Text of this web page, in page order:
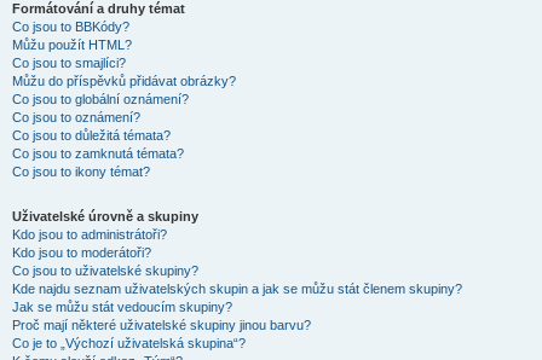
Formátování a druhy témat
Co jsou to BBKódy?
Můžu použít HTML?
Co jsou to smajlíci?
Můžu do příspěvků přidávat obrázky?
Co jsou to globální oznámení?
Co jsou to oznámení?
Co jsou to důležitá témata?
Co jsou to zamknutá témata?
Co jsou to ikony témat?
Uživatelské úrovně a skupiny
Kdo jsou to administrátoři?
Kdo jsou to moderátoři?
Co jsou to uživatelské skupiny?
Kde najdu seznam uživatelských skupin a jak se můžu stát členem skupiny?
Jak se můžu stát vedoucím skupiny?
Proč mají některé uživatelské skupiny jinou barvu?
Co je to „Výchozí uživatelská skupina“?